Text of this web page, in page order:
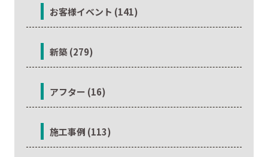
お客様イベント (141)
新築 (279)
アフター (16)
施工事例 (113)